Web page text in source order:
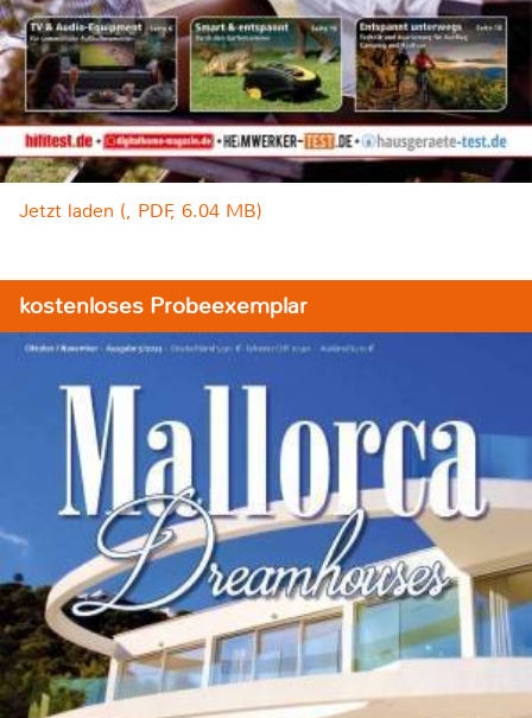
Jetzt laden (, PDF, 6.04 MB)
kostenloses Probeexemplar